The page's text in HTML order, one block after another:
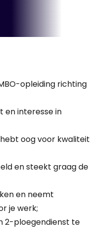
opleiding richting
en interesse in
oog voor kwaliteit
en steekt graag de
en neemt
je werk;
2-ploegendienst te